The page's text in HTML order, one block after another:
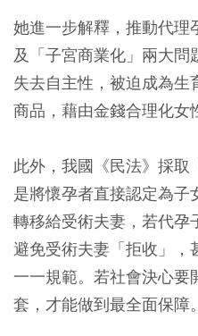
她進一步解釋，推動代理
及「子宮商業化」兩大問
失去自主性，被迫成為生
商品，藉由金錢合理化女
此外，我國《民法》採
是將懷孕者直接認定為子
轉移給受術夫妻，若代孕
避免受術夫妻「拒收」，
一一規範。若社會決心
套，才能做到最全面保障。